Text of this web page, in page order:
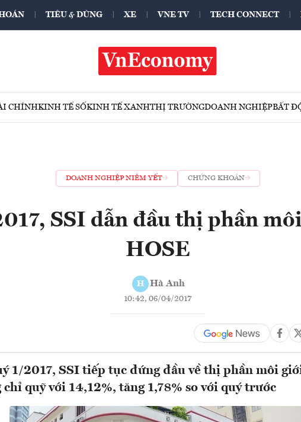
TIÊU & DÙNG XE VNE TV TECH CONNECT
CHÍNHKINH TẾ SỐKINH TẾ XANHTHỊ TRƯỜNGDOANH NGHIỆPBẤT
DOANH NGHIỆP NIÊM YẾT CHỨNG KHOÁN
SSI dẫn đầu thị phần
HOSE
H Hà Anh
10:42, 06/04/2017
1/2017, SSI tiếp tục đứng đầu về thị phần môi
chỉ quỹ với 14,12%, tăng 1,78% so với quý trước